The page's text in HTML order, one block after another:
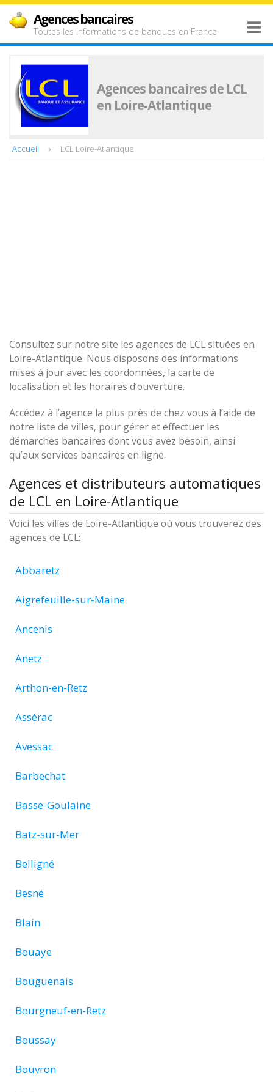
Agences bancaires
Toutes les informations de banques en France
Agences bancaires de LCL
en Loire-Atlantique
Accueil LCL Loire-Atlantique
Consultez sur notre site les agences de LCL situées en
Loire-Atlantique. Nous disposons des informations
mises à jour avec les coordonnées, la carte de
localisation et les horaires d’ouverture.
Accédez à l’agence la plus près de chez vous à l’aide de
notre liste de villes, pour gérer et effectuer les
démarches bancaires dont vous avez besoin, ainsi
qu’aux services bancaires en ligne.
Agences et distributeurs automatiques
de LCL en Loire-Atlantique
Voici les villes de Loire-Atlantique où vous trouverez des
agences de LCL:
Abbaretz
Aigrefeuille-sur-Maine
Ancenis
Anetz
Arthon-en-Retz
Assérac
Avessac
Barbechat
Basse-Goulaine
Batz-sur-Mer
Belligné
Besné
Blain
Bouaye
Bouguenais
Bourgneuf-en-Retz
Boussay
Bouvron